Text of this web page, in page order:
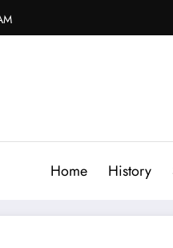
Home History